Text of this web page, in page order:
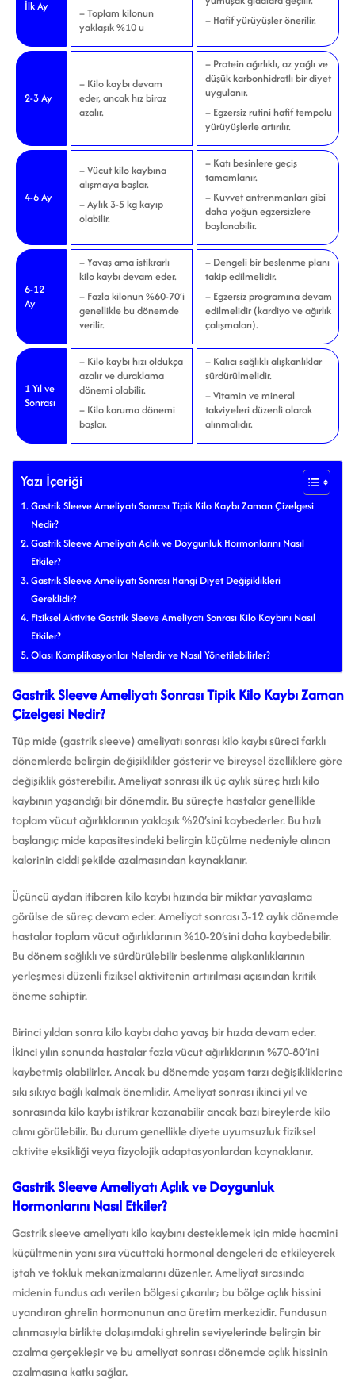
İlk Ay
–Toplam kilonun
yaklaşık %10 u
– Hafif yürüyüşler önerilir.
2-3 Ay
– Kilo kaybı devam
eder, ancak hız biraz
azalır.
– Protein ağırlıklı, az yağlı ve
düşük karbonhidratlı bir diyet
uygulanır.
– Egzersiz rutini hafif tempolu
yürüyüşlerle artırılır.
4-6 Ay
– Vücut kilo kaybına
alışmaya başlar.
– Aylık 3-5 kg kayıp
olabilir.
– Katı besinlere geçiş
tamamlanır.
– Kuvvet antrenmanları gibi
daha yoğun egzersizlere
başlanabilir.
6-12
Ay
– Yavaş ama istikrarlı
kilo kaybı devam eder.
– Fazla kilonun %60-70’i
genellikle bu dönemde
verilir.
– Dengeli bir beslenme planı
takip edilmelidir.
– Egzersiz programına devam
edilmelidir (kardiyo ve ağırlık
çalışmaları).
1 Yıl ve
Sonrası
– Kilo kaybı hızı oldukça
azalır ve duraklama
dönemi olabilir.
– Kilo koruma dönemi
başlar.
– Kalıcı sağlıklı alışkanlıklar
sürdürülmelidir.
– Vitamin ve mineral
takviyeleri düzenli olarak
alınmalıdır.
Yazı İçeriği
Gastrik Sleeve Ameliyatı Sonrası Tipik Kilo Kaybı Zaman Çizelgesi
Nedir?
Gastrik Sleeve Ameliyatı Açlık ve Doygunluk Hormonlarını Nasıl
Etkiler?
Gastrik Sleeve Ameliyatı Sonrası Hangi Diyet Değişiklikleri
Gereklidir?
Fiziksel Aktivite Gastrik Sleeve Ameliyatı Sonrası Kilo Kaybını Nasıl
Etkiler?
Olası Komplikasyonlar Nelerdir ve Nasıl Yönetilebilirler?
Gastrik Sleeve Ameliyatı Sonrası Tipik Kilo Kaybı Zaman
Çizelgesi Nedir?
Tüp mide (gastrik sleeve) ameliyatı sonrası kilo kaybı süreci farklı
dönemlerde belirgin değişiklikler gösterir ve bireysel özelliklere göre
değişiklik gösterebilir. Ameliyat sonrası ilk üç aylık süreç hızlı kilo
kaybının yaşandığı bir dönemdir. Bu süreçte hastalar genellikle
toplam vücut ağırlıklarının yaklaşık %20’sini kaybederler. Bu hızlı
başlangıç mide kapasitesindeki belirgin küçülme nedeniyle alınan
kalorinin ciddi şekilde azalmasından kaynaklanır.
Üçüncü aydan itibaren kilo kaybı hızında bir miktar yavaşlama
görülse de süreç devam eder. Ameliyat sonrası 3-12 aylık dönemde
hastalar toplam vücut ağırlıklarının %10-20’sini daha kaybedebilir.
Bu dönem sağlıklı ve sürdürülebilir beslenme alışkanlıklarının
yerleşmesi düzenli fiziksel aktivitenin artırılması açısından kritik
öneme sahiptir.
Birinci yıldan sonra kilo kaybı daha yavaş bir hızda devam eder.
İkinci yılın sonunda hastalar fazla vücut ağırlıklarının %70-80’ini
kaybetmiş olabilirler. Ancak bu dönemde yaşam tarzı değişikliklerine
sıkı sıkıya bağlı kalmak önemlidir. Ameliyat sonrası ikinci yıl ve
sonrasında kilo kaybı istikrar kazanabilir ancak bazı bireylerde kilo
alımı görülebilir. Bu durum genellikle diyete uyumsuzluk fiziksel
aktivite eksikliği veya fizyolojik adaptasyonlardan kaynaklanır.
Gastrik Sleeve Ameliyatı Açlık ve Doygunluk
Hormonlarını Nasıl Etkiler?
Gastrik sleeve ameliyatı kilo kaybını desteklemek için mide hacmini
küçültmenin yanı sıra vücuttaki hormonal dengeleri de etkileyerek
iştah ve tokluk mekanizmalarını düzenler. Ameliyat sırasında
midenin fundus adı verilen bölgesi çıkarılır; bu bölge açlık hissini
uyandıran ghrelin hormonunun ana üretim merkezidir. Fundusun
alınmasıyla birlikte dolaşımdaki ghrelin seviyelerinde belirgin bir
azalma gerçekleşir ve bu ameliyat sonrası dönemde açlık hissinin
azalmasına katkı sağlar.